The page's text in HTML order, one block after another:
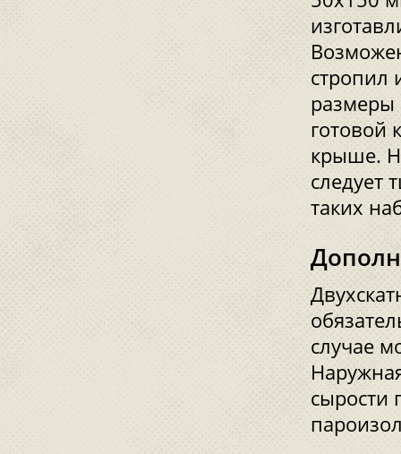
стропил
размеры
готовой
крыше.
следует
таких
случае
сырости